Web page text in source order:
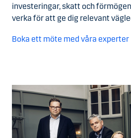
investeringar, skatt och
verka för att ge dig relevant
Boka ett möte med våra experter